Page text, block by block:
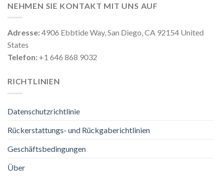
NEHMEN SIE KONTAKT MIT UNS AUF
Adresse:4906 Ebbtide Way, San Diego, CA 92154 United
States
Telefon: +1 646 868 9032
RICHTLINIEN
Datenschutzrichtlinie
Rückerstattungs- und Rückgaberichtlinien
Geschäftsbedingungen
Über